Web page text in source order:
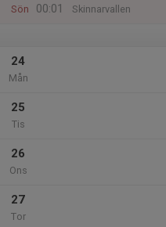
Sön
00:01
Skinnarvallen
24
Mån
25
Tis
26
Ons
27
Tor